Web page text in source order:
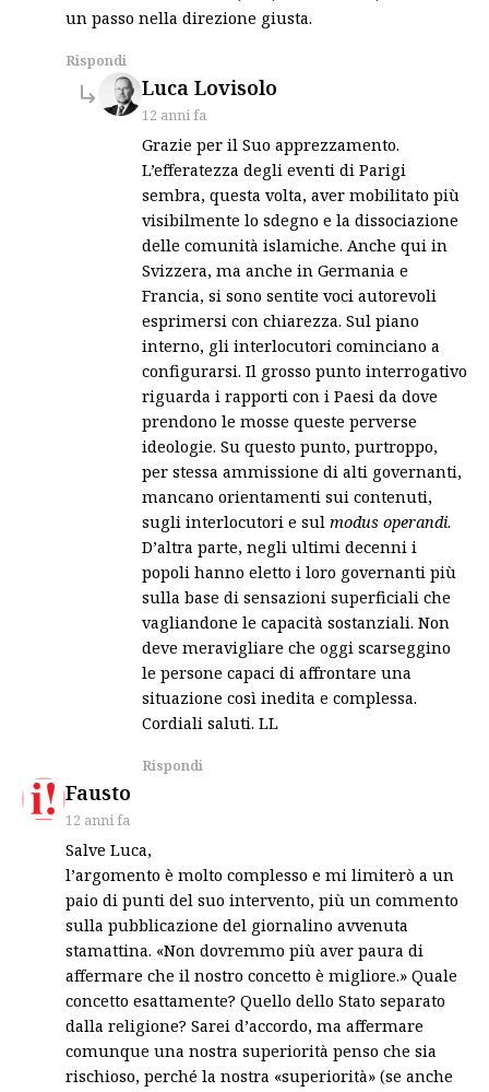
un passo nella direzione giusta.
Rispondi
Luca Lovisolo
12 anni fa
Grazie per il Suo apprezzamento.
L’efferatezza degli eventi di Parigi
sembra, questa volta, aver mobilitato più
visibilmente lo sdegno e la dissociazione
delle comunità islamiche. Anche qui in
Svizzera, ma anche in Germania e
Francia, si sono sentite voci autorevoli
esprimersi con chiarezza. Sul piano
interno, gli interlocutori cominciano a
configurarsi. Il grosso punto interrogativo
riguarda i rapporti con i Paesi da dove
prendono le mosse queste perverse
ideologie. Su questo punto, purtroppo,
per stessa ammissione di alti governanti,
mancano orientamenti sui contenuti,
sugli interlocutori e sul modus operandi.
D’altra parte, negli ultimi decenni i
popoli hanno eletto i loro governanti più
sulla base di sensazioni superficiali che
vagliandone le capacità sostanziali. Non
deve meravigliare che oggi scarseggino
le persone capaci di affrontare una
situazione così inedita e complessa.
Cordiali saluti. LL
Rispondi
Fausto
12 anni fa
Salve Luca,
l’argomento è molto complesso e mi limiterò a un
paio di punti del suo intervento, più un commento
sulla pubblicazione del giornalino avvenuta
stamattina. «Non dovremmo più aver paura di
affermare che il nostro concetto è migliore.» Quale
concetto esattamente? Quello dello Stato separato
dalla religione? Sarei d’accordo, ma affermare
comunque una nostra superiorità penso che sia
rischioso, perché la nostra «superiorità» (se anche